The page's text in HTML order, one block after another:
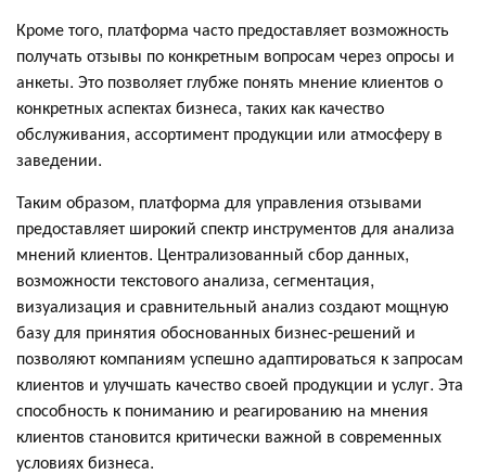
Кроме того, платформа часто предоставляет возможность
получать отзывы по конкретным вопросам через опросы и
анкеты. Это позволяет глубже понять мнение клиентов о
конкретных аспектах бизнеса, таких как качество
обслуживания, ассортимент продукции или атмосферу в
заведении.
Таким образом, платформа для управления отзывами
предоставляет широкий спектр инструментов для анализа
мнений клиентов. Централизованный сбор данных,
возможности текстового анализа, сегментация,
визуализация и сравнительный анализ создают мощную
базу для принятия обоснованных бизнес-решений и
позволяют компаниям успешно адаптироваться к запросам
клиентов и улучшать качество своей продукции и услуг. Эта
способность к пониманию и реагированию на мнения
клиентов становится критически важной в современных
условиях бизнеса.